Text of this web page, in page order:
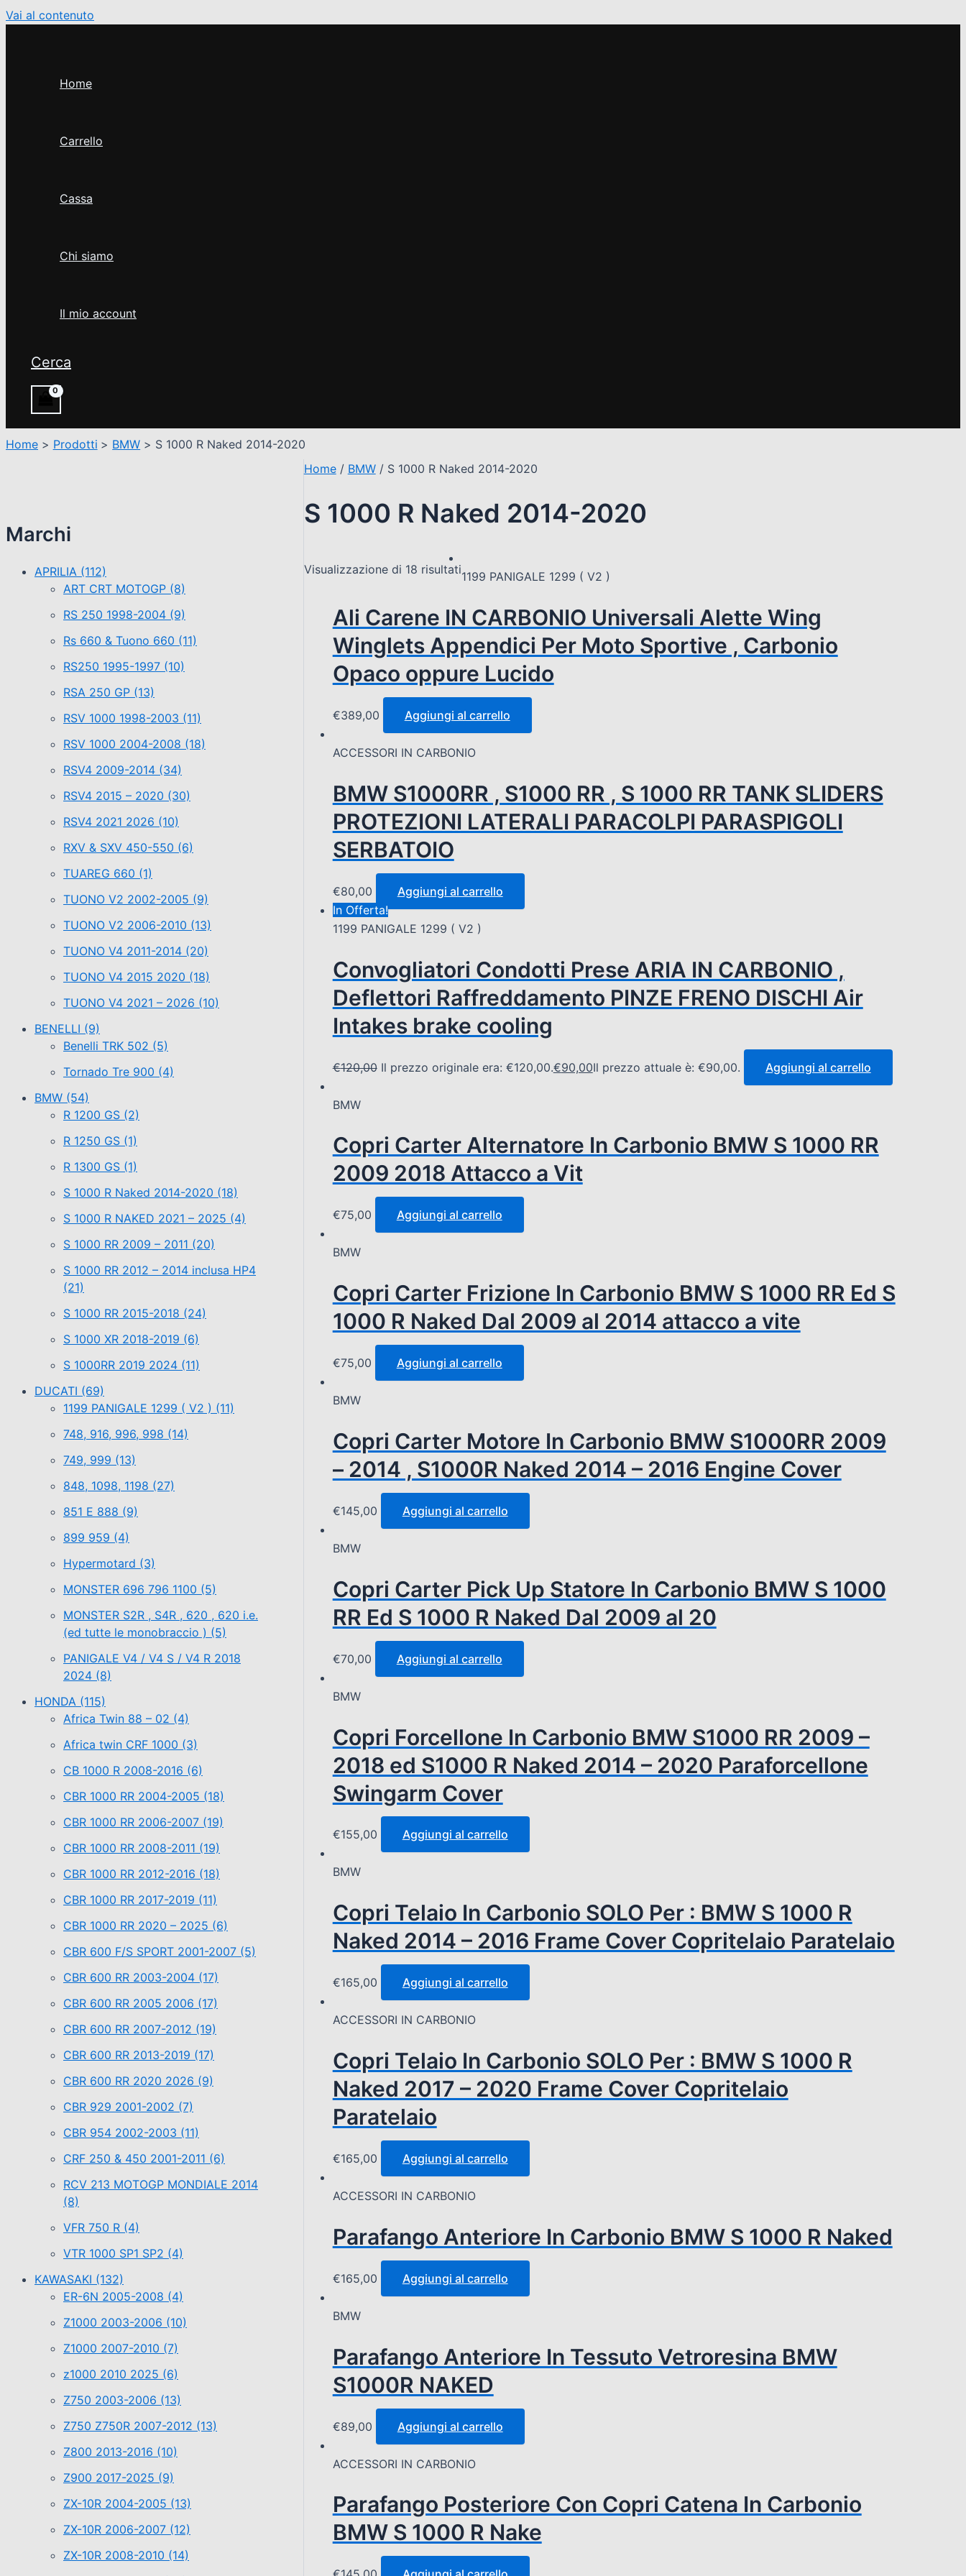
Vai al contenuto
Home
Carrello
Cassa
Chi siamo
Il mio account
Cerca
Home Prodotti BMW S 1000 R Naked 2014-2020
Marchi
APRILIA (112)
ART CRT MOTOGP (8)
RS 250 1998-2004 (9)
Rs 660 & Tuono 660 (11)
RS250 1995-1997 (10)
RSA 250 GP (13)
RSV 1000 1998-2003 (11)
RSV 1000 2004-2008 (18)
RSV4 2009-2014 (34)
RSV4 2015 – 2020 (30)
RSV4 2021 2026 (10)
RXV & SXV 450-550 (6)
TUAREG 660 (1)
TUONO V2 2002-2005 (9)
TUONO V2 2006-2010 (13)
TUONO V4 2011-2014 (20)
TUONO V4 2015 2020 (18)
TUONO V4 2021 – 2026 (10)
BENELLI (9)
Benelli TRK 502 (5)
Tornado Tre 900 (4)
BMW (54)
R 1200 GS (2)
R 1250 GS (1)
R 1300 GS (1)
S 1000 R Naked 2014-2020 (18)
S 1000 R NAKED 2021 – 2025 (4)
S 1000 RR 2009 – 2011 (20)
S 1000 RR 2012 – 2014 inclusa HP4
(21)
S 1000 RR 2015-2018 (24)
S 1000 XR 2018-2019 (6)
S 1000RR 2019 2024 (11)
DUCATI (69)
1199 PANIGALE 1299 ( V2 ) (11)
748, 916, 996, 998 (14)
749, 999 (13)
848, 1098, 1198 (27)
851 E 888 (9)
899 959 (4)
Hypermotard (3)
MONSTER 696 796 1100 (5)
MONSTER S2R , S4R , 620 , 620 i.e.
(ed tutte le monobraccio ) (5)
PANIGALE V4 / V4 S / V4 R 2018
2024 (8)
HONDA (115)
Africa Twin 88 – 02 (4)
Africa twin CRF 1000 (3)
CB 1000 R 2008-2016 (6)
CBR 1000 RR 2004-2005 (18)
CBR 1000 RR 2006-2007 (19)
CBR 1000 RR 2008-2011 (19)
CBR 1000 RR 2012-2016 (18)
CBR 1000 RR 2017-2019 (11)
CBR 1000 RR 2020 – 2025 (6)
CBR 600 F/S SPORT 2001-2007 (5)
CBR 600 RR 2003-2004 (17)
CBR 600 RR 2005 2006 (17)
CBR 600 RR 2007-2012 (19)
CBR 600 RR 2013-2019 (17)
CBR 600 RR 2020 2026 (9)
CBR 929 2001-2002 (7)
CBR 954 2002-2003 (11)
CRF 250 & 450 2001-2011 (6)
RCV 213 MOTOGP MONDIALE 2014
(8)
VFR 750 R (4)
VTR 1000 SP1 SP2 (4)
KAWASAKI (132)
ER-6N 2005-2008 (4)
Z1000 2003-2006 (10)
Z1000 2007-2010 (7)
z1000 2010 2025 (6)
Z750 2003-2006 (13)
Z750 Z750R 2007-2012 (13)
Z800 2013-2016 (10)
Z900 2017-2025 (9)
ZX-10R 2004-2005 (13)
ZX-10R 2006-2007 (12)
ZX-10R 2008-2010 (14)
Home/ BMW/ S 1000 R Naked 2014-2020
S 1000 R Naked 2014-2020
Visualizzazione di 18 risultati1199 PANIGALE 1299 ( V2 )
Ali Carene IN CARBONIO Universali Alette Wing
Winglets Appendici Per Moto Sportive , Carbonio
Opaco oppure Lucido
€389,00 Aggiungi al carrello
ACCESSORI IN CARBONIO
BMW S1000RR , S1000 RR , S 1000 RR TANK SLIDERS
PROTEZIONI LATERALI PARACOLPI PARASPIGOLI
SERBATOIO
€80,00
Aggiungi al carrello
In Offerta!
1199 PANIGALE 1299 ( V2 )
Convogliatori Condotti Prese ARIA IN CARBONIO ,
Deflettori Raffreddamento PINZE FRENO DISCHI Air
Intakes brake cooling
€120,00 Il prezzo originale era: €120,00.€90,00Il prezzo attuale è: €90,00. Aggiungi al carrello
BMW
Copri Carter Alternatore In Carbonio BMW S 1000 RR
2009 2018 Attacco a Vit
€75,00 Aggiungi al carrello
BMW
Copri Carter Frizione In Carbonio BMW S 1000 RR Ed S
1000 R Naked Dal 2009 al 2014 attacco a vite
€75,00 Aggiungi al carrello
BMW
Copri Carter Motore In Carbonio BMW S1000RR 2009
– 2014 , S1000R Naked 2014 – 2016 Engine Cover
€145,00 Aggiungi al carrello
BMW
Copri Carter Pick Up Statore In Carbonio BMW S 1000
RR Ed S 1000 R Naked Dal 2009 al 20
€70,00 Aggiungi al carrello
BMW
Copri Forcellone In Carbonio BMW S1000 RR 2009 –
2018 ed S1000 R Naked 2014 – 2020 Paraforcellone
Swingarm Cover
€155,00 Aggiungi al carrello
BMW
Copri Telaio In Carbonio SOLO Per : BMW S 1000 R
Naked 2014 – 2016 Frame Cover Copritelaio Paratelaio
€165,00 Aggiungi al carrello
ACCESSORI IN CARBONIO
Copri Telaio In Carbonio SOLO Per : BMW S 1000 R
Naked 2017 – 2020 Frame Cover Copritelaio
Paratelaio
€165,00 Aggiungi al carrello
ACCESSORI IN CARBONIO
Parafango Anteriore In Carbonio BMW S 1000 R Naked
€165,00 Aggiungi al carrello
BMW
Parafango Anteriore In Tessuto Vetroresina BMW
S1000R NAKED
€89,00 Aggiungi al carrello
ACCESSORI IN CARBONIO
Parafango Posteriore Con Copri Catena In Carbonio
BMW S 1000 R Nake